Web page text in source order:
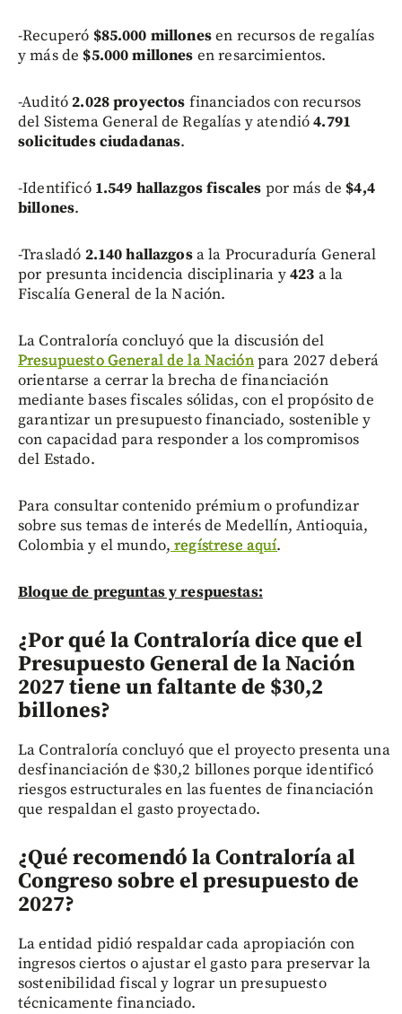
-Recuperó $85.000 millonesen recursos de regalías
y más de $5.000 millones en resarcimientos.
-Auditó2.028 proyectos financiados con recursos
del Sistema General de Regalías y atendió4.791
solicitudes ciudadanas.
-Identificó 1.549 hallazgos fiscales por más de $4,4
billones.
-Trasladó 2.140 hallazgosa la Procuraduría General
por presunta incidencia disciplinaria y423 a la
Fiscalía General de la Nación.
La Contraloría concluyó que la discusión del
Presupuesto General de la Naciónpara 2027 deberá
orientarse a cerrar la brecha de financiación
mediante bases fiscales sólidas, con el propósito de
garantizar un presupuesto financiado, sostenible y
con capacidad para responder a los compromisos
del Estado.
Para consultar contenido prémium o profundizar
sobre sus temas de interés de Medellín, Antioquia,
Colombia y el mundo, regístrese aquí.
Bloque de preguntas y respuestas:
¿Por qué la Contraloría dice que el
Presupuesto General de la Nación
2027 tiene un faltante de $30,2
billones?
La Contraloría concluyó que el proyecto presenta una
desfinanciación de $30,2 billones porque identificó
riesgos estructurales en las fuentes de financiación
que respaldan el gasto proyectado.
¿Qué recomendó la Contraloría al
Congreso sobre el presupuesto de
2027?
La entidad pidió respaldar cada apropiación con
ingresos ciertos o ajustar el gasto para preservar la
sostenibilidad fiscal y lograr un presupuesto
técnicamente financiado.